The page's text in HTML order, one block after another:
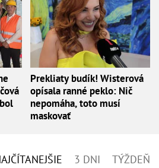
Prekliaty budík! Wisterová
opísala ranné peklo: Nič
nepomáha, toto musí
maskovať
3 DNI TÝŽDEŇ